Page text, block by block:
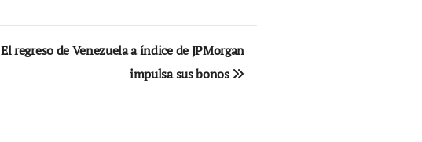
El regreso de Venezuela a índice de JPMorgan
impulsa sus bonos